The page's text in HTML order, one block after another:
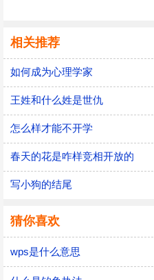
相关推荐
如何成为心理学家
王姓和什么姓是世仇
怎么样才能不开学
春天的花是咋样竞相开放的
写小狗的结尾
猜你喜欢
wps是什么意思